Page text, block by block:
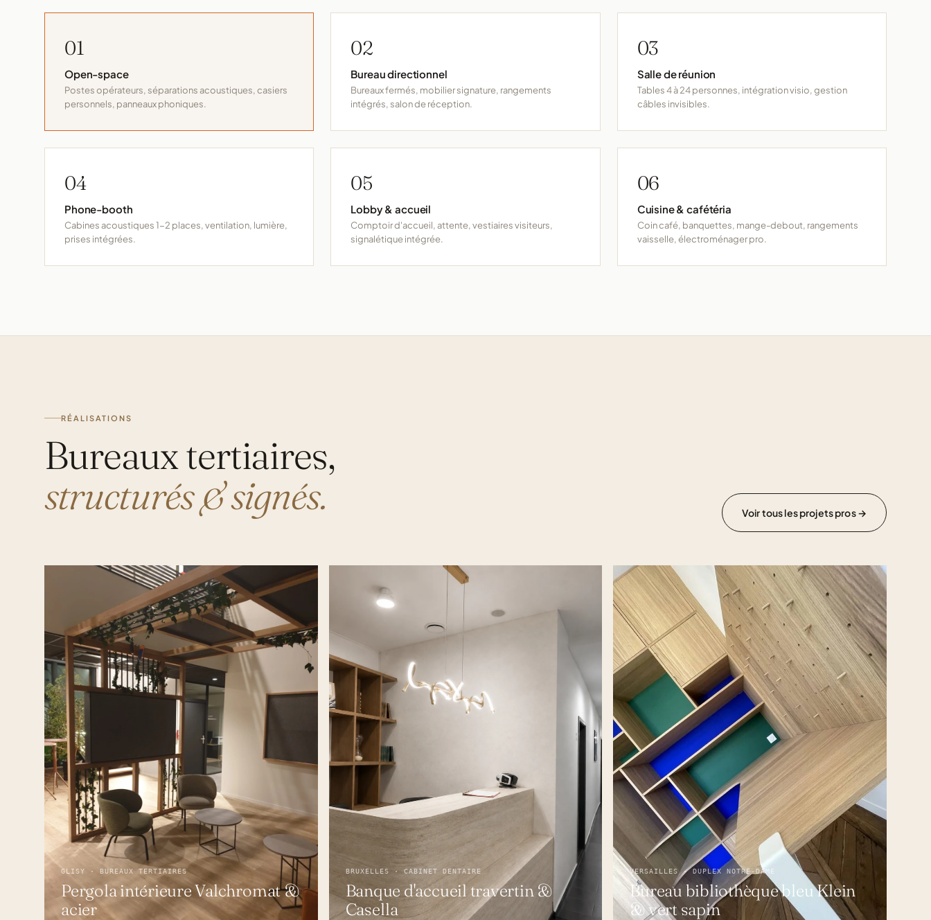
01
Open-space
Postes opérateurs, séparations acoustiques, casiers
personnels, panneaux phoniques.
02
Bureau directionnel
Bureaux fermés, mobilier signature, rangements
intégrés, salon de réception.
03
Salle de réunion
Tables 4 à 24 personnes, intégration visio, gestion
câbles invisibles.
04
Phone-booth
Cabines acoustiques 1-2 places, ventilation, lumière,
prises intégrées.
05
Lobby & accueil
Comptoir d'accueil, attente, vestiaires visiteurs,
signalétique intégrée.
06
Cuisine & cafétéria
Coin café, banquettes, mange-debout, rangements
vaisselle, électroménager pro.
RÉALISATIONS
Bureaux tertiaires,
structurés & signés.
Voir tous les projets pros →
GLISY · BUREAUX TERTIAIRES
Pergola intérieure Valchromat &
acier
BRUXELLES · CABINET DENTAIRE
Banque d'accueil travertin &
Casella
VERSAILLES · DUPLEX NOTRE-DAME
Bureau bibliothèque bleu Klein
& vert sapin